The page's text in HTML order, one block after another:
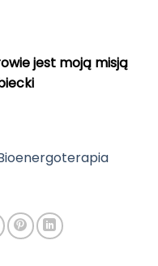
jest moją misją